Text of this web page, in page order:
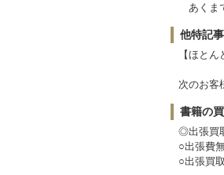
あくま
他特記事
【ほと
次のお客
書籍の
◎出張買
○出張費
○出張買